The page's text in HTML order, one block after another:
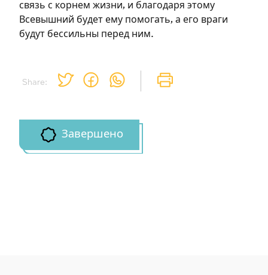
Share:
связь с корнем жизни, и благодаря этому
Всевышний будет ему помогать, а его враги
будут бессильны перед ним.
Завершено